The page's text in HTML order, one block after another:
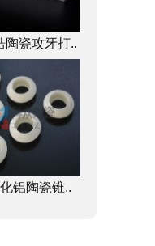
陶瓷攻牙打..
铝陶瓷锥..